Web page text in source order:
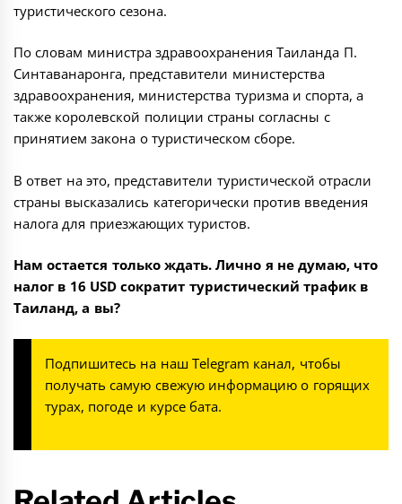
туристического сезона.
По словам министра здравоохранения Таиланда П.
Синтаванаронга, представители министерства
здравоохранения, министерства туризма и спорта, а
также королевской полиции страны согласны с
принятием закона о туристическом сборе.
В ответ на это, представители туристической отрасли
страны высказались категорически против введения
налога для приезжающих туристов.
Нам остается только ждать. Лично я не думаю, что
налог в 16 USD сократит туристический трафик в
Таиланд, а вы?
Подпишитесь на наш Telegram канал, чтобы
получать самую свежую информацию о горящих
турах, погоде и курсе бата.